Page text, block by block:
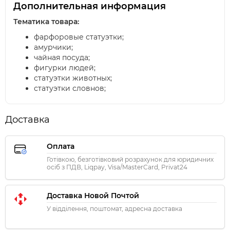
Дополнительная информация
Тематика товара:
фарфоровые статуэтки;
амурчики;
чайная посуда;
фигурки людей;
статуэтки животных;
статуэтки словнов;
Доставка
Оплата
Готівкою, безготівковий розрахунок для юридичних
осіб з ПДВ, Liqpay, Visa/MasterCard, Privat24
Доставка Новой Почтой
У відділення, поштомат, адресна доставка